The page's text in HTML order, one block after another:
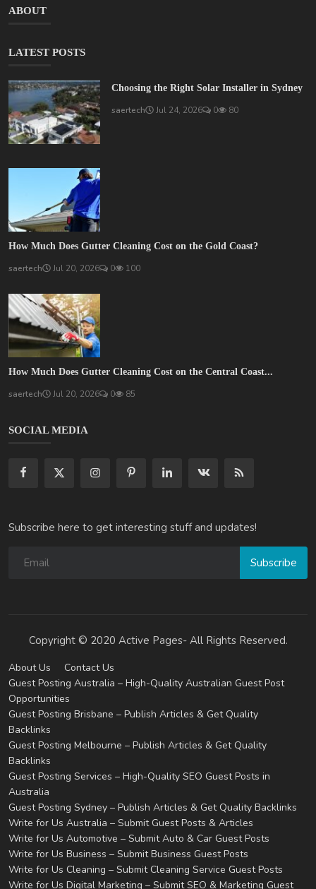
ABOUT
LATEST POSTS
Choosing the Right Solar Installer in Sydney
saertech Jul 24, 2026 0 80
How Much Does Gutter Cleaning Cost on the Gold Coast?
saertech Jul 20, 2026 0 100
How Much Does Gutter Cleaning Cost on the Central Coast...
saertech Jul 20, 2026 0 85
SOCIAL MEDIA
Subscribe here to get interesting stuff and updates!
Subscribe
Copyright © 2020 Active Pages- All Rights Reserved.
About Us
Contact Us
Guest Posting Australia – High-Quality Australian Guest Post
Opportunities
Guest Posting Brisbane – Publish Articles & Get Quality
Backlinks
Guest Posting Melbourne – Publish Articles & Get Quality
Backlinks
Guest Posting Services – High-Quality SEO Guest Posts in
Australia
Guest Posting Sydney – Publish Articles & Get Quality Backlinks
Write for Us Australia – Submit Guest Posts & Articles
Write for Us Automotive – Submit Auto & Car Guest Posts
Write for Us Business – Submit Business Guest Posts
Write for Us Cleaning – Submit Cleaning Service Guest Posts
Write for Us Digital Marketing – Submit SEO & Marketing Guest